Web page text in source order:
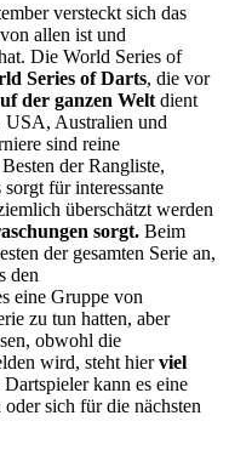
versteckt sich das
allen ist und
Die World Series of
Series of Darts, die vor
der ganzen Welt dient
USA, Australien und
sind reine
der Rangliste,
für interessante
überschätzt werden
sorgt. Beim
der gesamten Serie an,
den
eine Gruppe von
zu tun hatten, aber
obwohl die
wird, steht hierviel
kann es eine
sich für die nächsten